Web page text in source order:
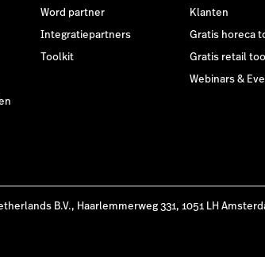
Word partner
Integratiepartners
Toolkit
Klanten
Gratis horeca
Gratis retail
Webinars &
B.V., Haarlemmerweg 331, 1051 LH